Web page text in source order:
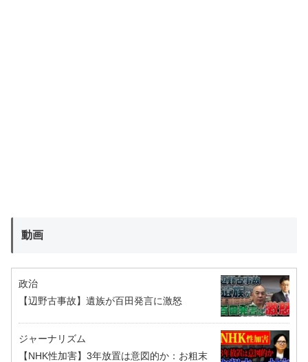
動画
政治
【辺野古事故】遺族が百田発言に激怒
ジャーナリズム
【NHK性加害】3年放置は意図的か：お粗末